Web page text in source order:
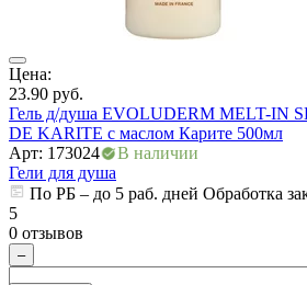
Цена:
23.90 руб.
Гель д/душа EVOLUDERM MELT-IN
DE KARITE с маслом Карите 500мл
Арт: 173024
В наличии
Гели для душа
По РБ – до 5 раб. дней Обработка
5
0 отзывов
–